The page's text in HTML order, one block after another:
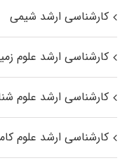
کارشناسی ارشد شیمی
کارشناسی ارشد علوم
کارشناسی ارشد علوم
کارشناسی ارشد علوم